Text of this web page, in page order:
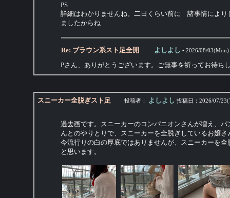
PS
詳細はわかりませんね。二日くらい前に 諸事情によ
ましたからね
Re: ブラウン系スト足全開 よしよし - 2026/08/03(Mon)
Pさん、ありがとうございます。ご無事を祈ってお待ち
スニーカー全脱ぎスト足 投稿者： よしよし 投稿日： 2026/07/
過去画です。スニーカーのコンパニオンさんが増え、
んとのやりとりで、スニーカーを全脱ぎしているお嬢
今流行りの白の厚底ではありませんが、スニーカーを
と思います。